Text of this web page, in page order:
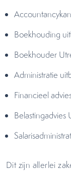
Boekhouding
Boekhouder
Administratie
Financieel
Belastingadvies
Dit zijn allerlei